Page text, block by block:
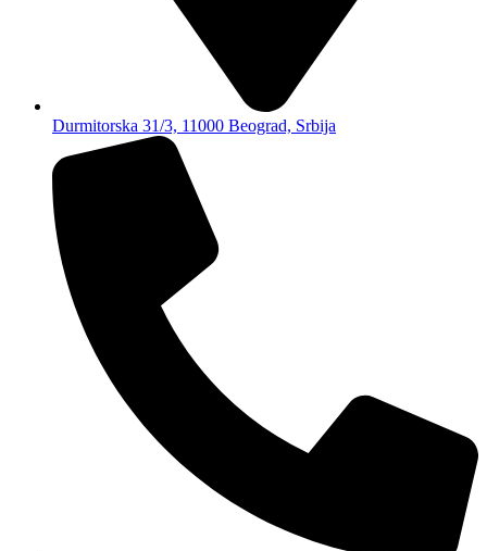
Durmitorska 31/3, 11000 Beograd, Srbija